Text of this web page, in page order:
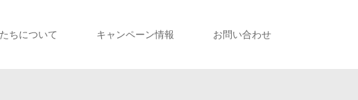
ちについて キャンペーン情報 お問い合わせ